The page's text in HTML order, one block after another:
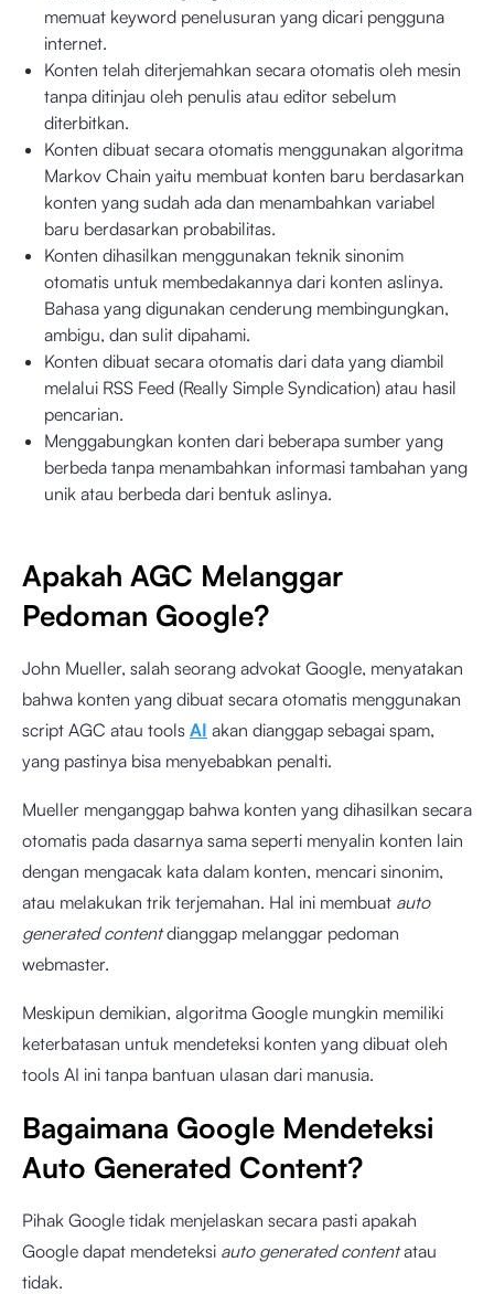
memuat keyword penelusuran yang dicari pengguna
internet.
Konten telah diterjemahkan secara otomatis oleh mesin
tanpa ditinjau oleh penulis atau editor sebelum
diterbitkan.
Konten dibuat secara otomatis menggunakan algoritma
Markov Chain yaitu membuat konten baru berdasarkan
konten yang sudah ada dan menambahkan variabel
baru berdasarkan probabilitas.
Konten dihasilkan menggunakan teknik sinonim
otomatis untuk membedakannya dari konten aslinya.
Bahasa yang digunakan cenderung membingungkan,
ambigu, dan sulit dipahami.
Konten dibuat secara otomatis dari data yang diambil
melalui RSS Feed (Really Simple Syndication) atau hasil
pencarian.
Menggabungkan konten dari beberapa sumber yang
berbeda tanpa menambahkan informasi tambahan yang
unik atau berbeda dari bentuk aslinya.
Apakah AGC Melanggar
Pedoman Google?
John Mueller, salah seorang advokat Google, menyatakan
bahwa konten yang dibuat secara otomatis menggunakan
script AGC atau tools AI akan dianggap sebagai spam,
yang pastinya bisa menyebabkan penalti.
Mueller menganggap bahwa konten yang dihasilkan secara
otomatis pada dasarnya sama seperti menyalin konten lain
dengan mengacak kata dalam konten, mencari sinonim,
atau melakukan trik terjemahan. Hal ini membuat auto
generated contentdianggap melanggar pedoman
webmaster.
Meskipun demikian, algoritma Google mungkin memiliki
keterbatasan untuk mendeteksi konten yang dibuat oleh
tools AI ini tanpa bantuan ulasan dari manusia.
Bagaimana Google Mendeteksi
Auto Generated Content?
Pihak Google tidak menjelaskan secara pasti apakah
Google dapat mendeteksi auto generated contentatau
tidak.